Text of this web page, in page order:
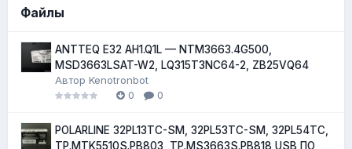
Файлы
ANTTEQ E32 AH1.Q1L — NTM3663.4G500,
MSD3663LSAT-W2, LQ315T3NC64-2, ZB25VQ64
Автор Kenotronbot
0
0
POLARLINE 32PL13TC-SM, 32PL53TC-SM, 32PL54TC,
TP.MTK5510S.PB803, TP.MS3663S.PB818 USB ПО